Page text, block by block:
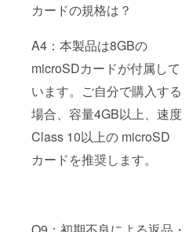
カードの規格は？
A4：本製品は8GBの
microSDカードが付属して
います。ご自分で購入する
場合、容量4GB以上、速度
Class 10以上の microSD
カードを推奨します。